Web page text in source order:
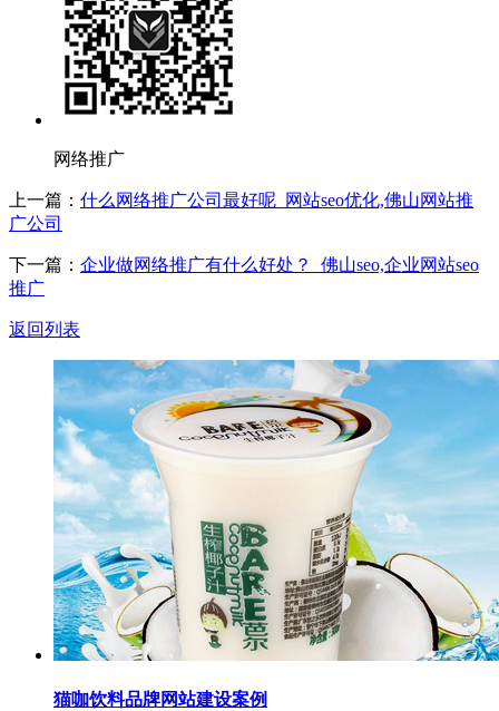
网络推广
上一篇： 什么网络推广公司最好呢_网站seo优化,佛山网站推
广公司
下一篇： 企业做网络推广有什么好处？_佛山seo,企业网站seo
推广
返回列表
猫咖饮料品牌网站建设案例